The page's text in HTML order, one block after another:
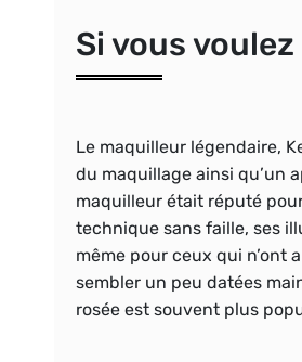
Si vous
Le maquilleur légendaire,
du maquillage ainsi qu’un
maquilleur était réputé
technique sans faille, ses
même pour ceux qui n’ont
sembler un peu datées
rosée est souvent plus